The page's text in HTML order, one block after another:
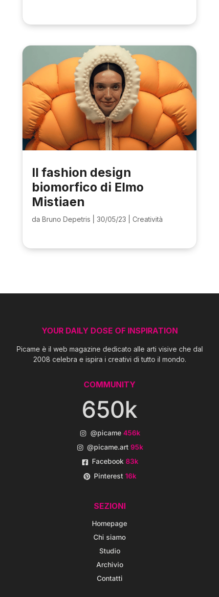
Il fashion design
biomorfico di Elmo
Mistiaen
da Bruno Depetris 30/05/23 Creatività
YOUR DAILY DOSE OF INSPIRATION
Picame è il web magazine dedicato alle arti visive che dal
2008 celebra e ispira i creativi di tutto il mondo.
COMMUNITY
650k
@picame 456k
@picame.art95k
Facebook83k
Pinterest16k
SEZIONI
Homepage
Chi siamo
Studio
Archivio
Contatti